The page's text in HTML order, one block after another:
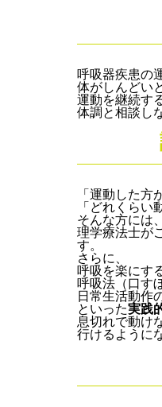
呼吸器疾患の
体がしんどい
運動を継続す
体調と相談し
「運動した方
「どれくらい
そんな方には、
理学療法士が
す。
さらに、
呼吸を楽にす
呼吸法（口す
日常生活動作
といった実践
息切れで動け
行けるように